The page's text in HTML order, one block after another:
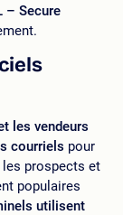
– Secure
les vendeurs
courriels pour
prospects et
populaires
utilisent